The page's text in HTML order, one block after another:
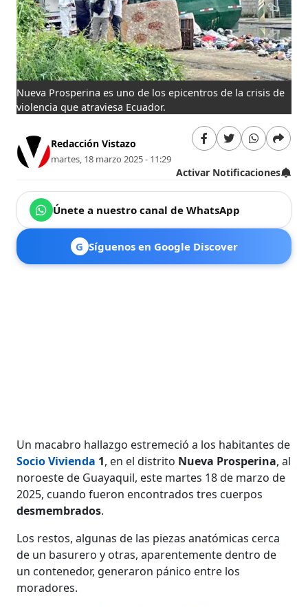
Nueva Prosperina es uno de los epicentros de la crisis de
violencia que atraviesa Ecuador.
Redacción Vistazo
martes, 18 marzo 2025 - 11:29
Activar Notificaciones
Únete a nuestro canal de WhatsApp
G Síguenos en Google Discover
Un macabro hallazgo estremeció a los habitantes de
Socio Vivienda 1, en el distrito Nueva Prosperina, al
noroeste de Guayaquil, este martes 18 de marzo de
2025, cuando fueron encontrados tres cuerpos
desmembrados.
Los restos, algunas de las piezas anatómicas cerca
de un basurero y otras, aparentemente dentro de
un contenedor, generaron pánico entre los
moradores.